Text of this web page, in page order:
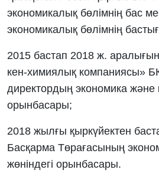
экономикалық бөлімнің бас
экономикалық бөлімнің
2015 бастап 2018 ж.
кен-химиялық компаниясы»
директордың экономика және
орынбасары;
2018 жылғы қыркүйектен
Басқарма Төрағасының
жөніндегі орынбасары.